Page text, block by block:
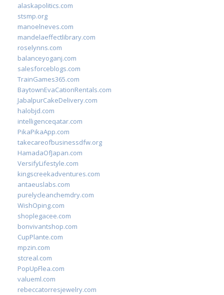
alaskapolitics.com
stsmp.org
manoelneves.com
mandelaeffectlibrary.com
roselynns.com
balanceyoganj.com
salesforceblogs.com
TrainGames365.com
BaytownEvaCationRentals.com
JabalpurCakeDelivery.com
halobjd.com
intelligenceqatar.com
PikaPikaApp.com
takecareofbusinessdfw.org
HamadaOfJapan.com
VersifyLifestyle.com
kingscreekadventures.com
antaeuslabs.com
purelycleanchemdry.com
WishOping.com
shoplegacee.com
bonvivantshop.com
CupPlante.com
mpzin.com
stcreal.com
PopUpFlea.com
valueml.com
rebeccatorresjewelry.com